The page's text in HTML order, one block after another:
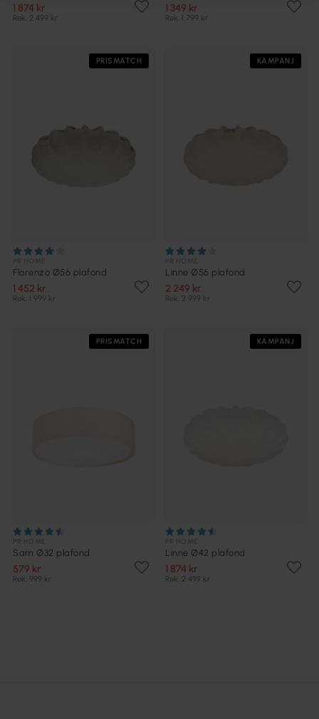
1 874 kr
Rek. 2 499 kr
1 349 kr
Rek. 1 799 kr
PRISMATCH
Florenzo Ø56 plafond
1 452 kr
Rek. 1 999 kr
KAMPANJ
Linne Ø56 plafond
2 249 kr
Rek. 2 999 kr
PRISMATCH
Sam Ø32 plafond
579 kr
Rek. 999 kr
KAMPANJ
Linne Ø42 plafond
1 874 kr
Rek. 2 499 kr